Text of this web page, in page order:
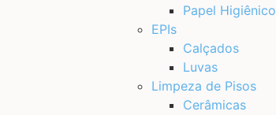
Papel Higiênico
EPIs
Calçados
Luvas
Limpeza de Pisos
Cerâmicas